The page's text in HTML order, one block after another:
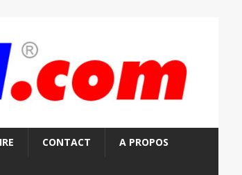
CONTACT A PROPOS